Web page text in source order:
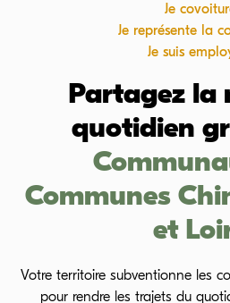
Je
Je représente la
Je suis
Partagez la
quotidien
Communes
et
Votre territoire subventionne les
pour rendre les trajets du